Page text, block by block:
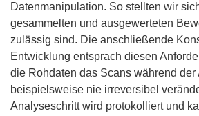
Datenmanipulation. So stellten wir
gesammelten und ausgewerteten
zulässig sind. Die anschließende
Entwicklung entsprach diesen
die Rohdaten das Scans während der
beispielsweise nie irreversibel
Analyseschritt wird protokolliert und